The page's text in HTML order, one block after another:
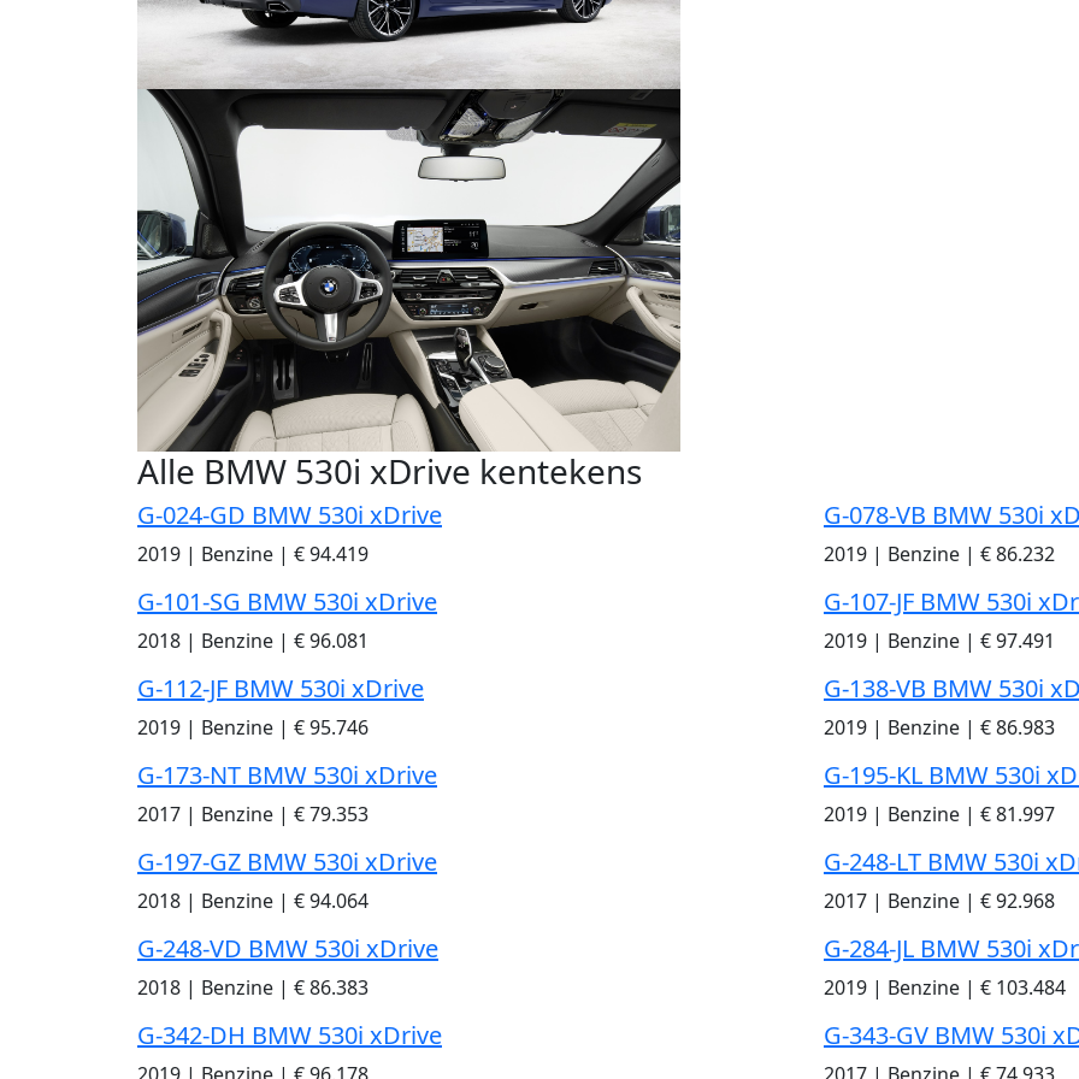
Alle BMW 530i xDrive kentekens
G-024-GD BMW 530i xDrive
2019 | Benzine | € 94.419
G-078-VB BMW 530i
2019 | Benzine | € 86.232
G-101-SG BMW 530i xDrive
2018 | Benzine | € 96.081
G-107-JF BMW 530i
2019 | Benzine | € 97.491
G-112-JF BMW 530i xDrive
2019 | Benzine | € 95.746
G-138-VB BMW 530i
2019 | Benzine | € 86.983
G-173-NT BMW 530i xDrive
2017 | Benzine | € 79.353
G-195-KL BMW 530i
2019 | Benzine | € 81.997
G-197-GZ BMW 530i xDrive
2018 | Benzine | € 94.064
G-248-LT BMW 530i
2017 | Benzine | € 92.968
G-248-VD BMW 530i xDrive
2018 | Benzine | € 86.383
G-284-JL BMW 530i
2019 | Benzine | € 103.484
G-342-DH BMW 530i xDrive G-343-GV BMW 530i